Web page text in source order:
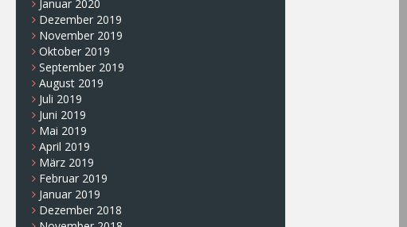
Januar 2020
Dezember 2019
November 2019
Oktober 2019
September 2019
August 2019
Juli 2019
Juni 2019
Mai 2019
April 2019
März 2019
Februar 2019
Januar 2019
Dezember 2018